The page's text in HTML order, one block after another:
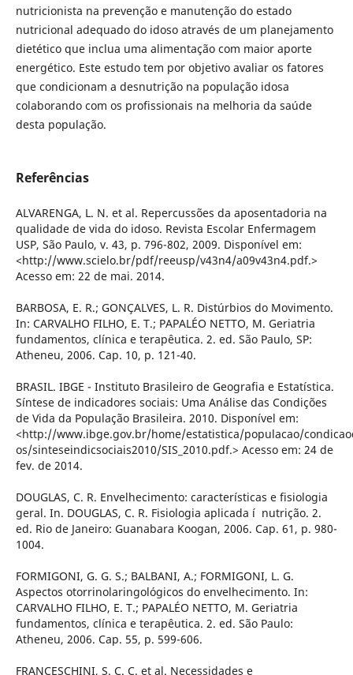
nutricionista na prevenção e manutenção do estado
nutricional adequado do idoso através de um planejamento
dietético que inclua uma alimentação com maior aporte
energético. Este estudo tem por objetivo avaliar os fatores
que condicionam a desnutrição na população idosa
colaborando com os profissionais na melhoria da saúde
desta população.
Referências
ALVARENGA, L. N. et al. Repercussões da aposentadoria na
qualidade de vida do idoso. Revista Escolar Enfermagem
USP, São Paulo, v. 43, p. 796-802, 2009. Disponí­vel em:
<http://www.scielo.br/pdf/reeusp/v43n4/a09v43n4.pdf.>
Acesso em: 22 de mai. 2014.
BARBOSA, E. R.; GONÇALVES, L. R. Distúrbios do Movimento.
In: CARVALHO FILHO, E. T.; PAPALÉO NETTO, M. Geriatria
fundamentos, clí­nica e terapêutica. 2. ed. São Paulo, SP:
Atheneu, 2006. Cap. 10, p. 121-40.
BRASIL. IBGE - Instituto Brasileiro de Geografia e Estatí­stica.
Sí­ntese de indicadores sociais: Uma Análise das Condições
de Vida da População Brasileira. 2010. Disponí­vel em:
<http://www.ibge.gov.br/home/estatistica/populacao/
os/sinteseindicsociais2010/SIS_2010.pdf.> Acesso em: 24 de
fev. de 2014.
DOUGLAS, C. R. Envelhecimento: caracterí­sticas e fisiologia
geral. In. DOUGLAS, C. R. Fisiologia aplicada í nutrição. 2.
ed. Rio de Janeiro: Guanabara Koogan, 2006. Cap. 61, p. 980-
1004.
FORMIGONI, G. G. S.; BALBANI, A.; FORMIGONI, L. G.
Aspectos otorrinolaringológicos do envelhecimento. In:
CARVALHO FILHO, E. T.; PAPALÉO NETTO, M. Geriatria
fundamentos, clí­nica e terapêutica. 2. ed. São Paulo:
Atheneu, 2006. Cap. 55, p. 599-606.
FRANCESCHINI, S. C. C. et al. Necessidades e